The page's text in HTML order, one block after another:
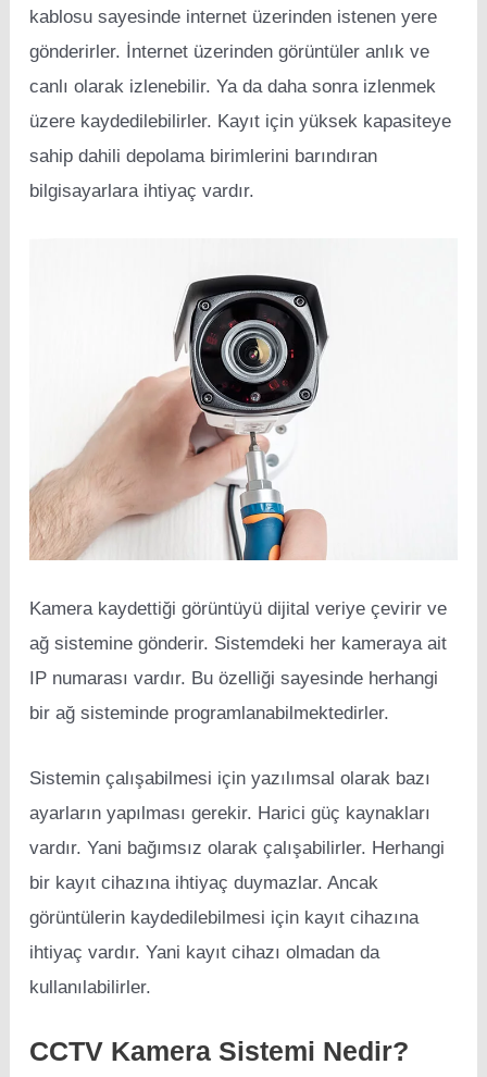
kablosu sayesinde internet üzerinden istenen yere
gönderirler. İnternet üzerinden görüntüler anlık ve
canlı olarak izlenebilir. Ya da daha sonra izlenmek
üzere kaydedilebilirler. Kayıt için yüksek kapasiteye
sahip dahili depolama birimlerini barındıran
bilgisayarlara ihtiyaç vardır.
Kamera kaydettiği görüntüyü dijital veriye çevirir ve
ağ sistemine gönderir. Sistemdeki her kameraya ait
IP numarası vardır. Bu özelliği sayesinde herhangi
bir ağ sisteminde programlanabilmektedirler.
Sistemin çalışabilmesi için yazılımsal olarak bazı
ayarların yapılması gerekir. Harici güç kaynakları
vardır. Yani bağımsız olarak çalışabilirler. Herhangi
bir kayıt cihazına ihtiyaç duymazlar. Ancak
görüntülerin kaydedilebilmesi için kayıt cihazına
ihtiyaç vardır. Yani kayıt cihazı olmadan da
kullanılabilirler.
CCTV Kamera Sistemi Nedir?